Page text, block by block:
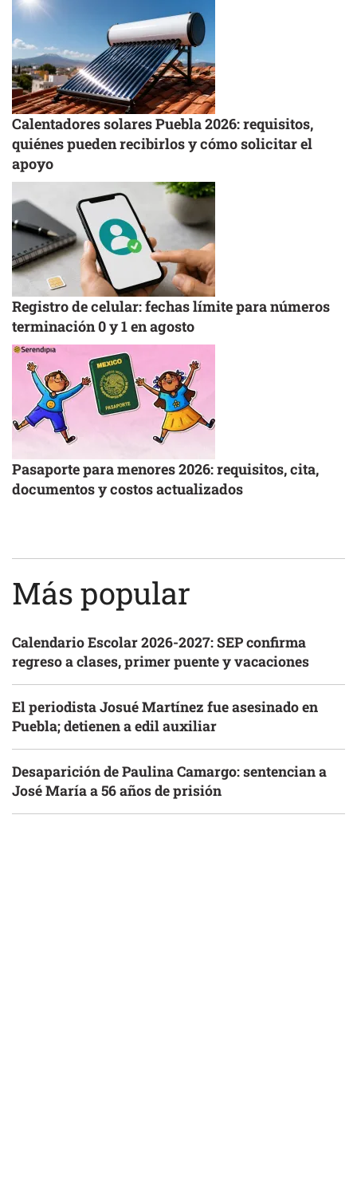
Calentadores solares Puebla 2026: requisitos,
quiénes pueden recibirlos y cómo solicitar el
apoyo
Registro de celular: fechas límite para números
terminación 0 y 1 en agosto
Pasaporte para menores 2026: requisitos, cita,
documentos y costos actualizados
Más popular
Calendario Escolar 2026-2027: SEP confirma
regreso a clases, primer puente y vacaciones
El periodista Josué Martínez fue asesinado en
Puebla; detienen a edil auxiliar
Desaparición de Paulina Camargo: sentencian a
José María a 56 años de prisión